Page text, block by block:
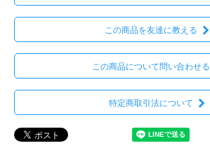
この商品を友達に教える
この商品について問い合わせる
特定商取引法について